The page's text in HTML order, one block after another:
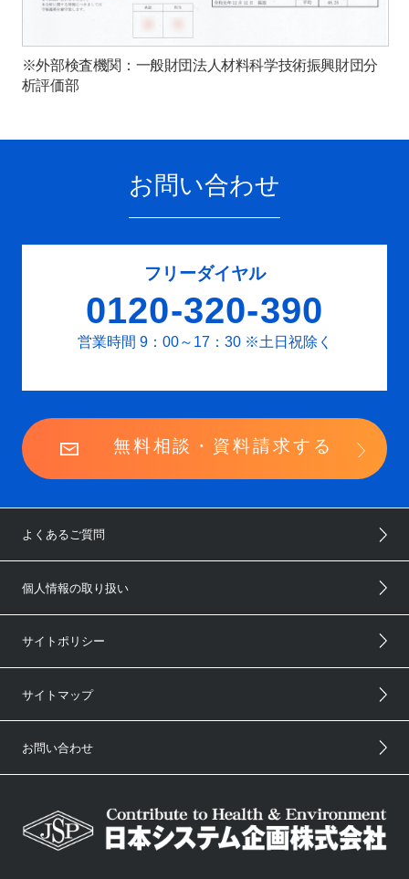
※外部検査機関：一般財団法人材料科学技術振興財団分
析評価部
お問い合わせ
フリーダイヤル
0120-320-390
営業時間 9：00～17：30 ※土日祝除く
無料相談・資料請求する
よくあるご質問
個人情報の取り扱い
サイトポリシー
サイトマップ
お問い合わせ